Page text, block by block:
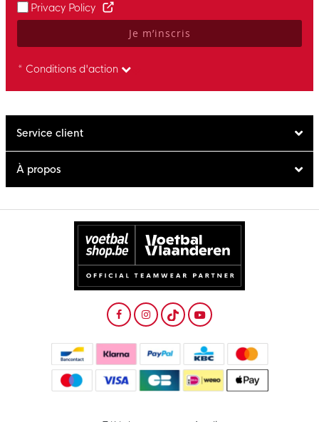
Privacy Policy
Je m’inscris
* Conditions d'action
Service client
À propos